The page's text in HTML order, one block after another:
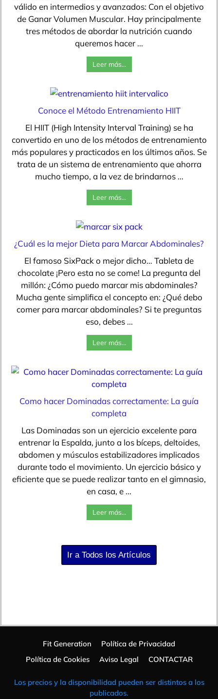
válido en intermedios y avanzados: Con el objetivo
de Ganar Volumen Muscular. Hay principalmente
tres métodos de abordar la nutrición cuando
queremos hacer ...
Leer más...
Conoce el Método Entrenamiento HIIT
El HIIT (High Intensity Interval Training) se ha
convertido en uno de los métodos de entrenamiento
más populares y practicados en los últimos años. Se
trata de un sistema de entrenamiento que ahorra
mucho tiempo, a la vez de brindarnos ...
Leer más...
¿Cuál es la mejor Dieta para Marcar Abdominales?
El famoso SixPack o mejor dicho… Tableta de
chocolate ¡Pero esta no se come! La pregunta del
millón: ¿Cómo puedo marcar mis abdominales?
Mucha gente simplifica el concepto en: ¿Qué debo
comer para marcar abdominales? Si te preguntas
eso, debes ...
Leer más...
Como hacer Dominadas correctamente: La guía
completa
Las Dominadas son un ejercicio excelente para
entrenar la Espalda, junto a los bíceps, deltoides,
abdomen y músculos estabilizadores implicados
durante todo el movimiento. Un ejercicio básico y
eficiente que se puede realizar tanto en el gimnasio,
en casa, e ...
Leer más...
Ir a Todos los Artículos
Fit Generation
Política de Privacidad
Política de Cookies
Aviso Legal CONTACTAR
Los precios y la disponibilidad pueden ser distintos a los
publicados.